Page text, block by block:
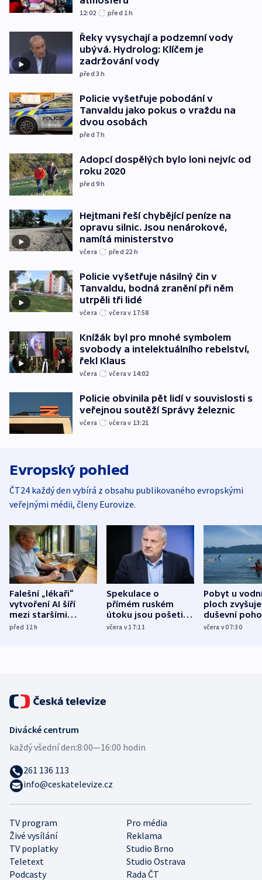
12:02 před 1h
Řeky vysychají a podzemní vody
ubývá. Hydrolog: Klíčem je
zadržování vody
před 3h
Policie vyšetřuje pobodání v
Tanvaldu jako pokus o vraždu na
dvou osobách
před 7h
Adopcí dospělých bylo loni nejvíc od
roku 2020
před 9h
Hejtmani řeší chybějící peníze na
opravu silnic. Jsou nenárokové,
namítá ministerstvo
včera před 22 h
Policie vyšetřuje násilný čin v
Tanvaldu, bodná zranění při něm
utrpěli tři lidé
včera včera v 17:58
Knížák byl pro mnohé symbolem
svobody a intelektuálního rebelství,
řekl Klaus
včera včera v 14:02
Policie obvinila pět lidí v souvislosti s
veřejnou soutěží Správy železnic
včera včera v 13:21
Evropský pohled
ČT24 každý den vybírá z obsahu publikovaného evropskými
veřejnými médii, členy Eurovize.
Falešní „lékaři“
vytvoření AI šíří
mezi staršími
Poláky nebezpečné
před 12h
Spekulace o
přímém ruském
útoku jsou pošetilé,
míní estonský
včera v 17:11
Pobyt u
ploch zvyšuje
duševní
ukázala
včera v 07:30
TV program
Pro média
Živé vysílání
Reklama
TV poplatky
Studio Brno
Teletext
Studio Ostrava
Podcasty
Rada ČT
Divácké centrum
každý všední den:8:00—16:00 hodin
261 136 113
info@ceskatelevize.cz